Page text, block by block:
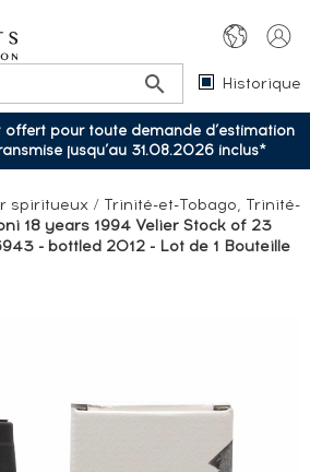
Historique
offert pour toute demande d’estimation
jusqu’au 31.08.2026 inclus*
spiritueux / Trinité-et-Tobago, Trinité-
18 years 1994 Velier Stock of 23
- bottled 2012 - Lot de 1 Bouteille